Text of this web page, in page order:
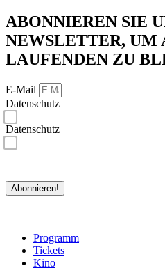
ABONNIEREN SIE
NEWSLETTER, UM
LAUFENDEN ZU
E-Mail
Datenschutz
Datenschutz
Abonnieren!
Programm
Tickets
Kino